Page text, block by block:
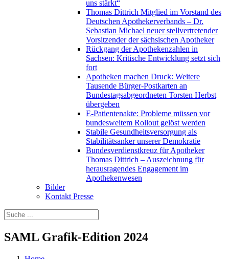
uns stärkt“
Thomas Dittrich Mitglied im Vorstand des
Deutschen Apothekerverbands – Dr.
Sebastian Michael neuer stellvertretender
Vorsitzender der sächsischen Apotheker
Rückgang der Apothekenzahlen in
Sachsen: Kritische Entwicklung setzt sich
fort
Apotheken machen Druck: Weitere
Tausende Bürger-Postkarten an
Bundestagsabgeordneten Torsten Herbst
übergeben
E-Patientenakte: Probleme müssen vor
bundesweitem Rollout gelöst werden
Stabile Gesundheitsversorgung als
Stabilitätsanker unserer Demokratie
Bundesverdienstkreuz für Apotheker
Thomas Dittrich – Auszeichnung für
herausragendes Engagement im
Apothekenwesen
Bilder
Kontakt Presse
SAML Grafik-Edition 2024